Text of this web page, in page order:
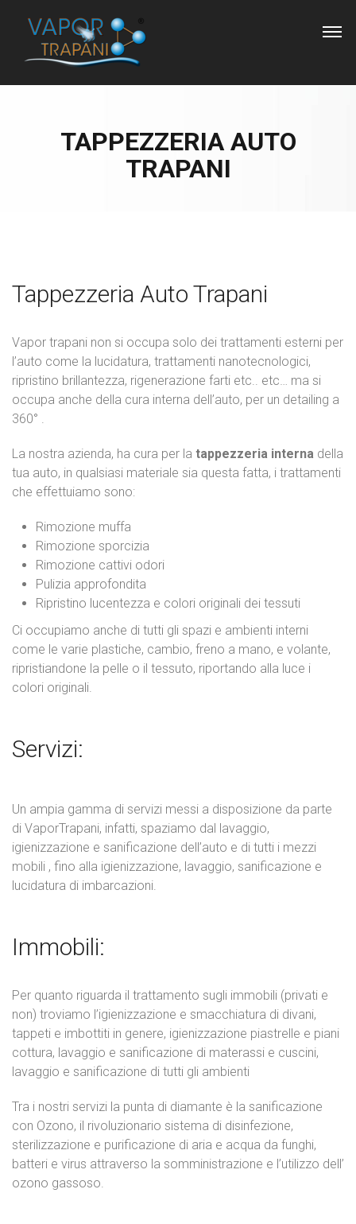
TAPPEZZERIA AUTO
TRAPANI
Tappezzeria Auto Trapani
Vapor trapani non si occupa solo dei trattamenti esterni per
l’auto come la lucidatura, trattamenti nanotecnologici,
ripristino brillantezza, rigenerazione farti etc.. etc… ma si
occupa anche della cura interna dell’auto, per un detailing a
360° .
La nostra azienda, ha cura per la tappezzeria interna della
tua auto, in qualsiasi materiale sia questa fatta, i trattamenti
che effettuiamo sono:
Rimozione muffa
Rimozione sporcizia
Rimozione cattivi odori
Pulizia approfondita
Ripristino lucentezza e colori originali dei tessuti
Ci occupiamo anche di tutti gli spazi e ambienti interni
come le varie plastiche, cambio, freno a mano, e volante,
ripristiandone la pelle o il tessuto, riportando alla luce i
colori originali.
Servizi:
Un ampia gamma di servizi messi a disposizione da parte
di VaporTrapani, infatti, spaziamo dal lavaggio,
igienizzazione e sanificazione dell’auto e di tutti i mezzi
mobili , fino alla igienizzazione, lavaggio, sanificazione e
lucidatura di imbarcazioni.
Immobili:
Per quanto riguarda il trattamento sugli immobili (privati e
non) troviamo l’igienizzazione e smacchiatura di divani,
tappeti e imbottiti in genere, igienizzazione piastrelle e piani
cottura, lavaggio e sanificazione di materassi e cuscini,
lavaggio e sanificazione di tutti gli ambienti
Tra i nostri servizi la punta di diamante è la sanificazione
con Ozono, il rivoluzionario sistema di disinfezione,
sterilizzazione e purificazione di aria e acqua da funghi,
batteri e virus attraverso la somministrazione e l’utilizzo dell’
ozono gassoso.